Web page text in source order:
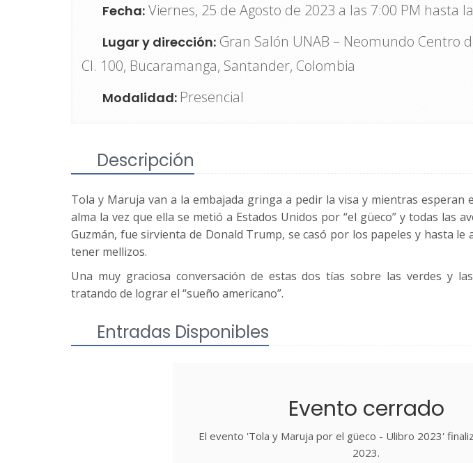
Fecha: Viernes, 25 de Agosto de 2023 a las 7:00 PM hasta
Lugar y dirección: Gran Salón UNAB – Neomundo Centro
Cl. 100, Bucaramanga, Santander, Colombia
Modalidad: Presencial
Descripción
Tola y Maruja van a la embajada gringa a pedir la visa y mientras esperan
alma la vez que ella se metió a Estados Unidos por “el güeco” y todas las
Guzmán, fue sirvienta de Donald Trump, se casó por los papeles y hasta
tener mellizos.
Una muy graciosa conversación de estas dos tías sobre las verdes y
tratando de lograr el “sueño americano”.
Entradas Disponibles
Evento cerrado
El evento 'Tola y Maruja por el güeco - Ulibro 2023'
2023.